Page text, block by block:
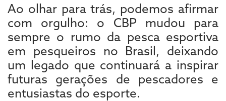
Ao olhar para trás, podemos afirmar
com orgulho: o CBP mudou para
sempre o rumo da pesca esportiva
em pesqueiros no Brasil, deixando
um legado que continuará a inspirar
futuras gerações de pescadores e
entusiastas do esporte.